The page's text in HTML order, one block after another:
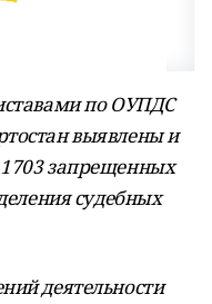
по ОУПДС
выявлены и
запрещенных
судебных
деятельности